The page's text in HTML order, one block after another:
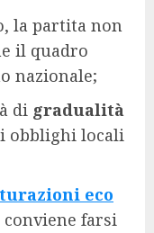
la partita non
il quadro
nazionale;
di gradualità
obblighi locali
eco
farsi